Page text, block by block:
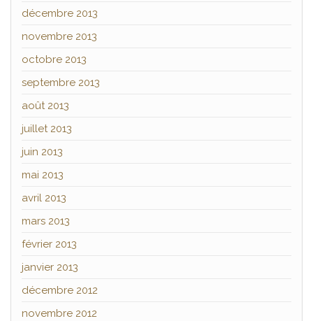
décembre 2013
novembre 2013
octobre 2013
septembre 2013
août 2013
juillet 2013
juin 2013
mai 2013
avril 2013
mars 2013
février 2013
janvier 2013
décembre 2012
novembre 2012